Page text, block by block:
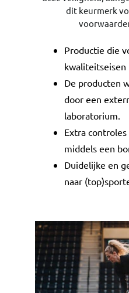
dit keurmerk
Productie die
kwaliteitseisen
De producten
door een
laboratorium.
Extra
middels een
Duidelijke en
naar